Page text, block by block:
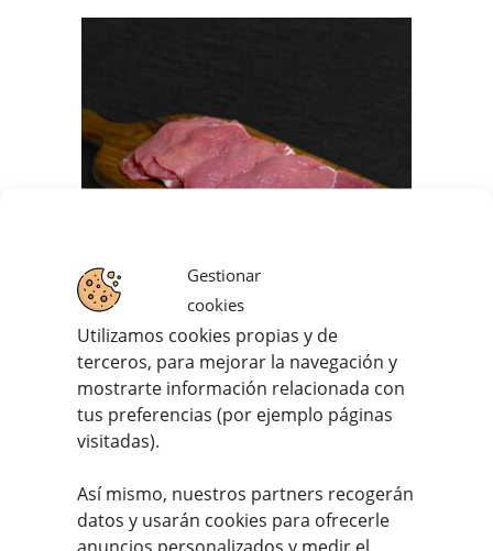
Gestionar
cookies
Utilizamos cookies propias y de
terceros, para mejorar la navegación y
mostrarte información relacionada con
tus preferencias (por ejemplo páginas
visitadas).
Así mismo, nuestros partners recogerán
datos y usarán cookies para ofrecerle
anuncios personalizados y medir el
Filete de Ternera Suprema (400g. – 600g.)
€
Valorado con
5.00de 5